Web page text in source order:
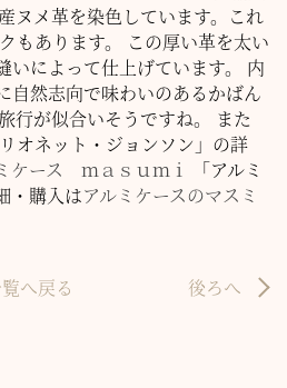
ヌメ革を染色しています。これ
もあります。
この厚い革を太い
によって仕上げています。
内
自然志向で味わいのあるかばん
行が似合いそうですね。
また
オネット・ジョンソン」の詳
ケース ｍａｓｕｍｉ
「アルミ
・購入はアルミケースのマスミ
へ戻る 後ろへ